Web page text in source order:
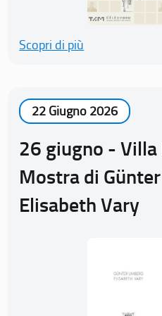
Scopri di più
22 Giugno 2026
26 giugno - Villa
Mostra di
Elisabeth Vary